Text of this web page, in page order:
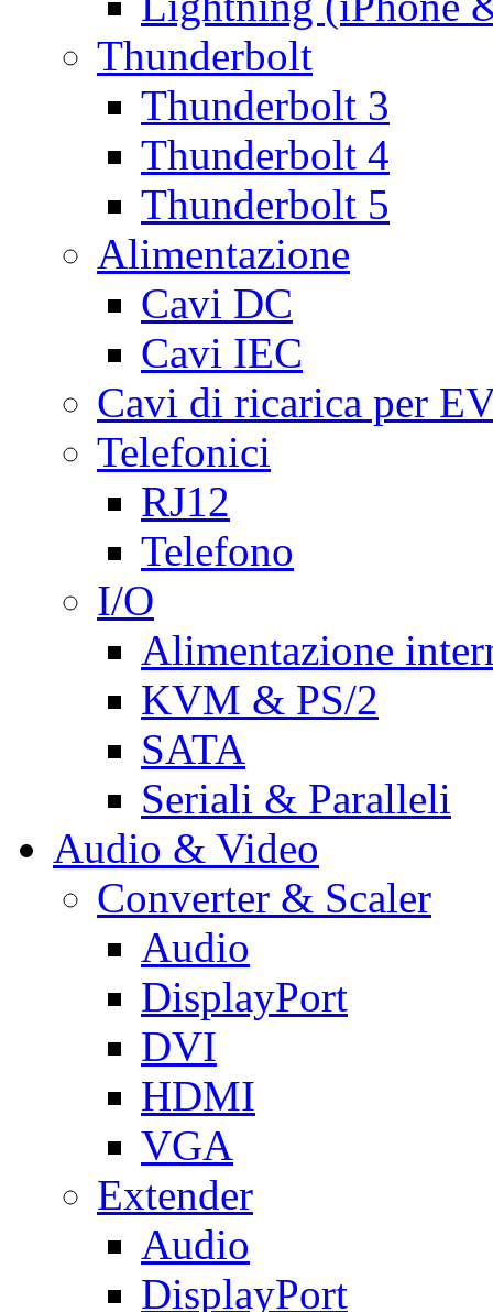
Thunderbolt
Thunderbolt 3
Thunderbolt 4
Thunderbolt 5
Alimentazione
Cavi DC
Cavi IEC
Cavi di ricarica per
Telefonici
RJ12
Telefono
I/O
Alimentazione
KVM & PS/2
SATA
Seriali & Paralleli
Audio & Video
Converter & Scaler
Audio
DisplayPort
DVI
HDMI
VGA
Extender
Audio
DisplayPort